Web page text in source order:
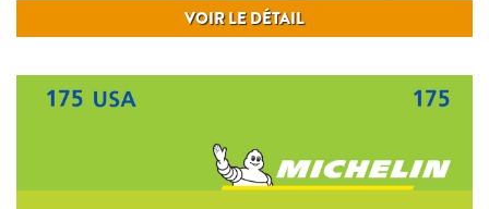
VOIR LE DÉTAIL